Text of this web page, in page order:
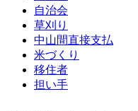
自治会
草刈り
中山間直接支払
米づくり
移住者
担い手